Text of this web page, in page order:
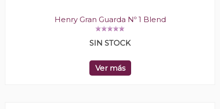
Henry Gran Guarda Nº 1 Blend
SIN STOCK
Ver más